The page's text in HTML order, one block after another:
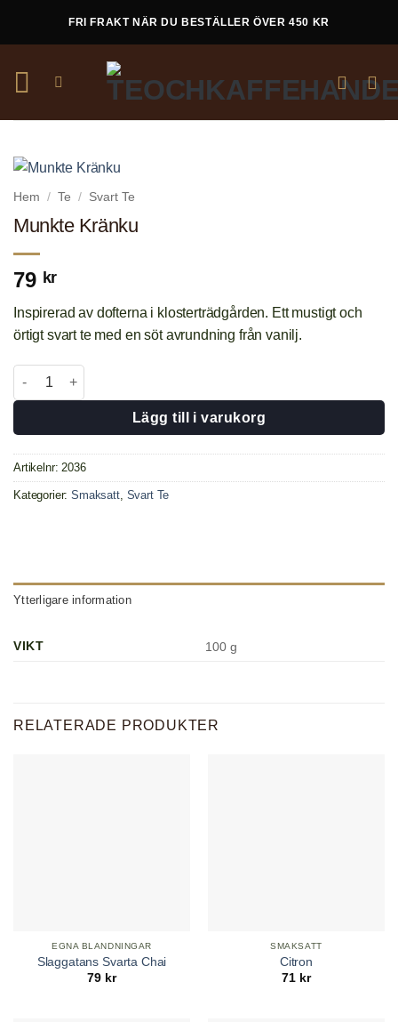
FRI FRAKT NÄR DU BESTÄLLER ÖVER 450 KR
Hem / Te / Svart Te
Munkte Kränku
79 kr
Inspirerad av dofterna i klosterträdgården. Ett mustigt och
örtigt svart te med en söt avrundning från vanilj.
Munkte Kränku mängd
Lägg till i varukorg
Artikelnr: 2036
Kategorier:Smaksatt, Svart Te
Ytterligare information
VIKT 100 g
RELATERADE PRODUKTER
EGNA BLANDNINGAR
Slaggatans Svarta Chai
79 kr
SMAKSATT
Citron
71 kr